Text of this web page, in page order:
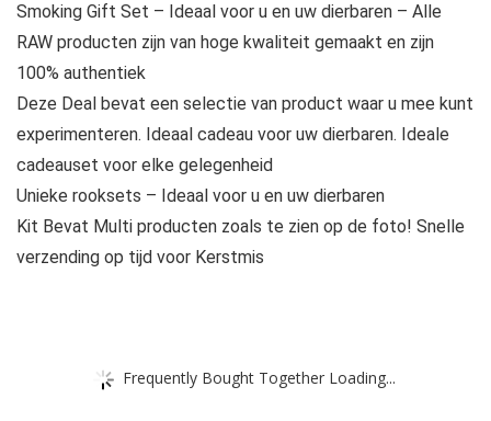
Smoking Gift Set – Ideaal voor u en uw dierbaren – Alle
RAW producten zijn van hoge kwaliteit gemaakt en zijn
100% authentiek
Deze Deal bevat een selectie van product waar u mee kunt
experimenteren. Ideaal cadeau voor uw dierbaren. Ideale
cadeauset voor elke gelegenheid
Unieke rooksets – Ideaal voor u en uw dierbaren
Kit Bevat Multi producten zoals te zien op de foto! Snelle
verzending op tijd voor Kerstmis
Frequently Bought Together Loading...